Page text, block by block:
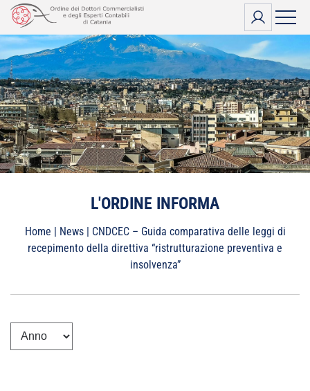
Vai
contenuto
L'ORDINE INFORMA
Home | News| CNDCEC – Guida comparativa delle leggi di
recepimento della direttiva “ristrutturazione preventiva e
insolvenza”